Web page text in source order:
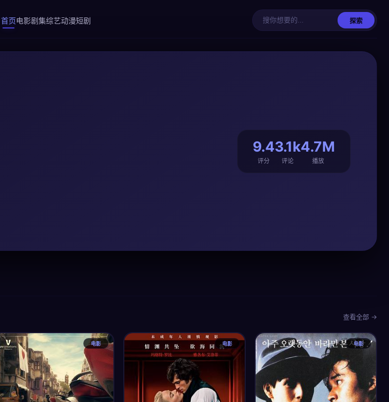
首页电影剧集综艺动漫短剧 探索
9.4
评分
3.1k
评论
4.7M
播放
查看全部 →
电影 电影 电影